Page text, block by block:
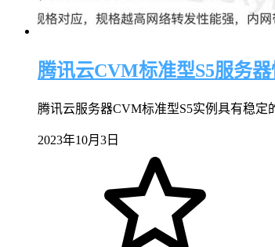
腾讯云CVM标准型S5服务
腾讯云服务器CVM标准型S5实例具有稳定
2023年10月3日